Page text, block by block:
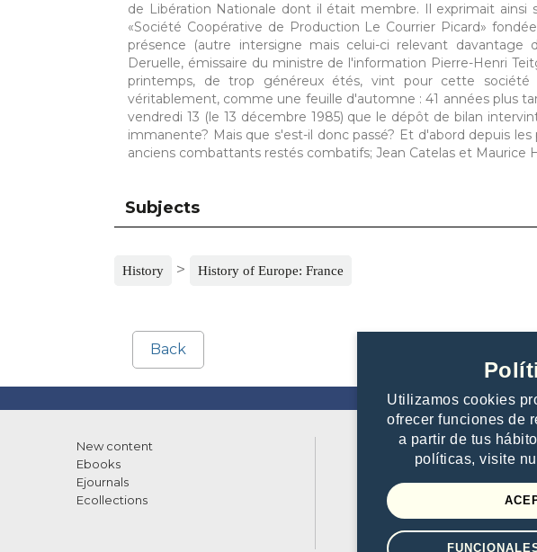
Utilizamos cookies
ofrecer funciones de
a partir de tus
políticas, visite
de Libération Nationale dont il était membre. Il exprimait
«Société Coopérative de Production Le Courrier Picard»
présence (autre intersigne mais celui-ci relevant
Deruelle, émissaire du ministre de l'information Pierre-Henri
printemps, de trop généreux étés, vint pour cette société
véritablement, comme une feuille d'automne : 41 années plus
vendredi 13 (le 13 décembre 1985) que le dépôt de bilan
immanente? Mais que s'est-il donc passé? Et d'abord depuis
anciens combattants restés combatifs; Jean Catelas et Maurice
Subjects
History > History of Europe: France
Back
New content
Ebooks
Ejournals
Ecollections
List of publishers
What we offer to publishers
Libraries